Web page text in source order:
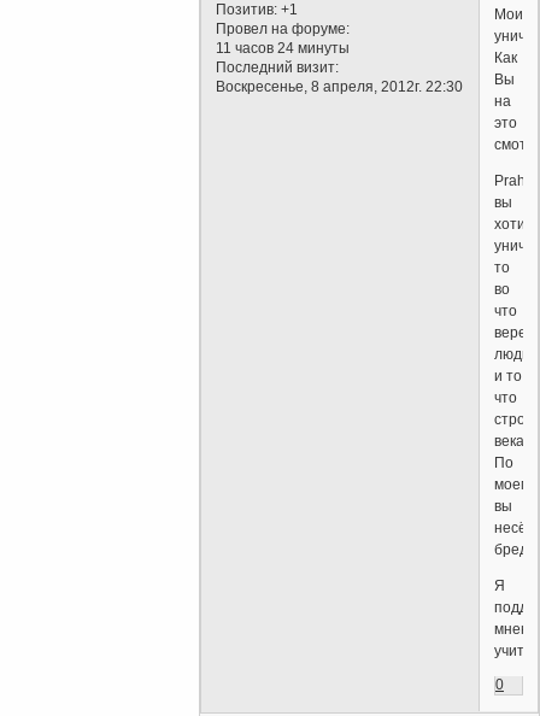
Позитив: +1
Провел на форуме:
11 часов 24 минуты
Последний визит:
Воскресенье, 8 апреля, 2012г. 22:30
Как
Вы
на
это
Prah
вы
хотите
то
во
что
люди
и то
что
По
моему
вы
бред.
Я
0